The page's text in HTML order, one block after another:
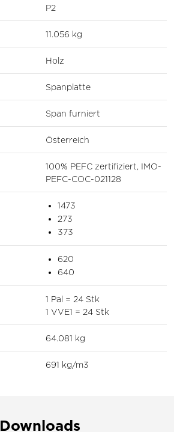
P2
11.056 kg
Holz
Spanplatte
Span furniert
Österreich
100% PEFC zertifiziert, IMO-
PEFC-COC-021128
1473
273
373
620
640
1 Pal = 24 Stk
1 VVE1 = 24 Stk
64.081 kg
691 kg/m3
Downloads